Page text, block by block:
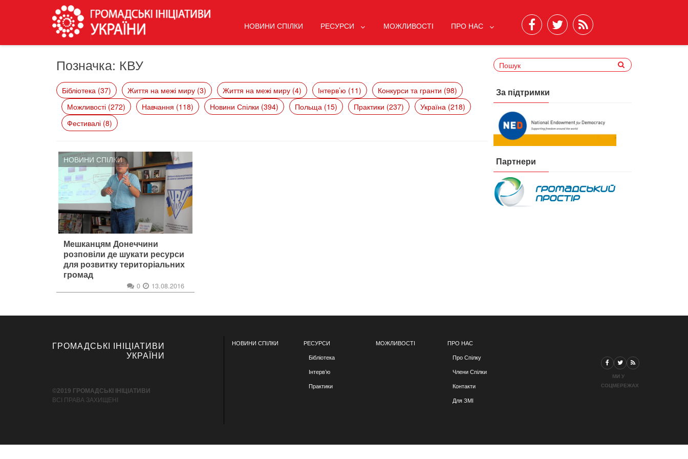
НОВИНИ СПІЛКИ РЕСУРСИ МОЖЛИВОСТІ ПРО НАС
Позначка: КВУ
Бібліотека (37) Життя на межі миру (3) Життя на межі миру (4) Інтерв’ю (11)
Конкурси та гранти (98)
Можливості (272)
Навчання (118) Новини Спілки (394) Польща (15) Практики (237)
Україна (218)
Фестивалі (8)
НОВИНИ СПІЛКИ
Мешканцям Донеччини
розповіли де шукати ресурси
для розвитку територіальних
громад
0 13.08.2016
За підтримки
Партнери
ГРОМАДСЬКІ ІНІЦІАТИВИ
УКРАЇНИ
©2019 ГРОМАДСЬКІ ІНІЦІАТИВИ
ВСІ ПРАВА ЗАХИЩЕНІ
НОВИНИ СПІЛКИ РЕСУРСИ
Бібліотека
Інтерв’ю
Практики
МОЖЛИВОСТІ ПРО НАС
Про Спілку
Члени Спілки
Контакти
Для ЗМІ
МИ У
СОЦМЕРЕЖАХ